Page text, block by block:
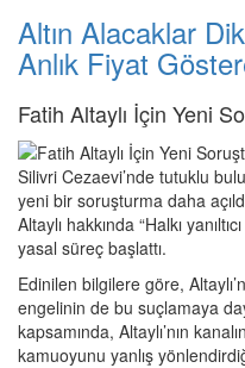
Altın Alacaklar
Anlık Fiyat
Fatih Altaylı İçin Yeni
Silivri Cezaevi’nde tutuklu
yeni bir soruşturma daha
Altaylı hakkında “Halkı
yasal süreç başlattı.
Edinilen bilgilere göre,
engelinin de bu suçlamaya
kapsamında, Altaylı’nın
kamuoyunu yanlış